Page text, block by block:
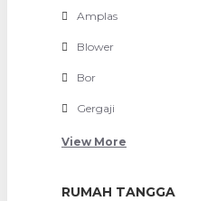
Amplas
Blower
Bor
Gergaji
View More
RUMAH TANGGA